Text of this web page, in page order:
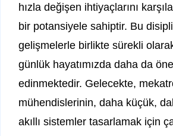
hızla değişen ihtiyaçlarını
bir potansiyele sahiptir. Bu
gelişmelerle birlikte sürekli
günlük hayatımızda daha da
edinmektedir. Gelecekte,
mühendislerinin, daha küçük,
akıllı sistemler tasarlamak için